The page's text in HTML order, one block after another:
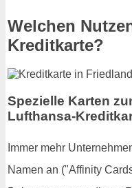
Welchen
Kreditkarte?
Spezielle Karten
Lufthansa-
Immer mehr
Namen an ("Affinity